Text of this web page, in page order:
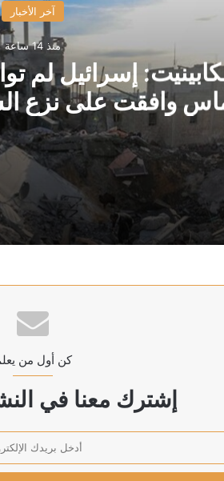
آخر الأخبار
منذ 14 ساعة
إسرائيل
وافقت على نزع
إسرائيل لم توافق على خارطة طريق
في حصر السلاح بيد الدولة
كن أول من
إشترك معنا في